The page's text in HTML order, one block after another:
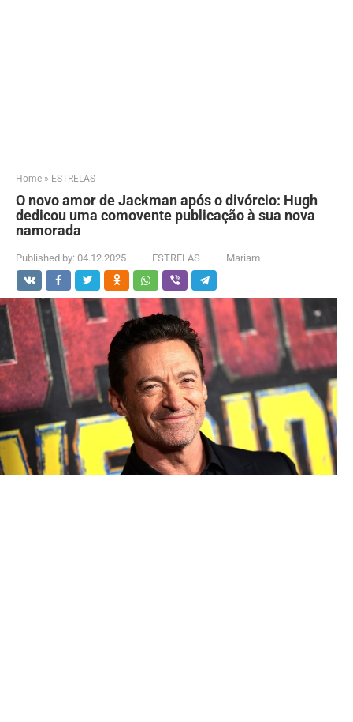
Home » ESTRELAS
O novo amor de Jackman após o divórcio: Hugh
dedicou uma comovente publicação à sua nova
namorada
Published by: 04.12.2025 ESTRELAS Mariam